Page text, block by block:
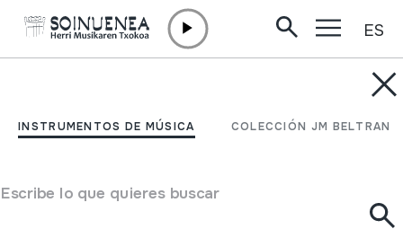
INSTRUMENTOS DE MÚSICA COLECCIÓN JM BELTRAN
Escribe lo que quieres buscar
ES
CASTAÑUELAS
Tipo de Instrumento de música
-> Golpeados